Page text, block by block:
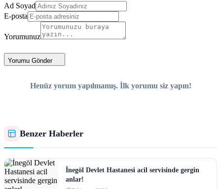
Ad Soyad
E-posta
Yorumunuz
Yorumu Gönder
Henüz yorum yapılmamış. İlk yorumu siz yapın!
Benzer Haberler
İnegöl Devlet Hastanesi acil servisinde gergin
anlar!